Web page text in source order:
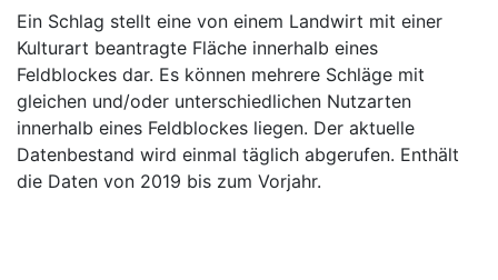
Ein Schlag stellt eine von einem Landwirt mit einer
Kulturart beantragte Fläche innerhalb eines
Feldblockes dar. Es können mehrere Schläge mit
gleichen und/oder unterschiedlichen Nutzarten
innerhalb eines Feldblockes liegen. Der aktuelle
Datenbestand wird einmal täglich abgerufen. Enthält
die Daten von 2019 bis zum Vorjahr.